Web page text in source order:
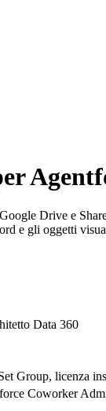
Drive e
e gli oggetti
Data 360
Group, licenza
Coworker